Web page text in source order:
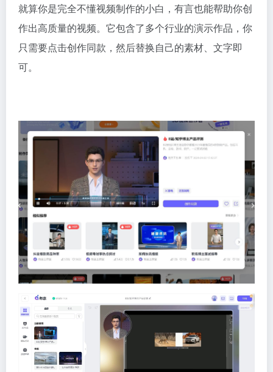
就算你是完全不懂视频制作的小白，有言也能帮助你创
作出高质量的视频。它包含了多个行业的演示作品，你
只需要点击创作同款，然后替换自己的素材、文字即
可。